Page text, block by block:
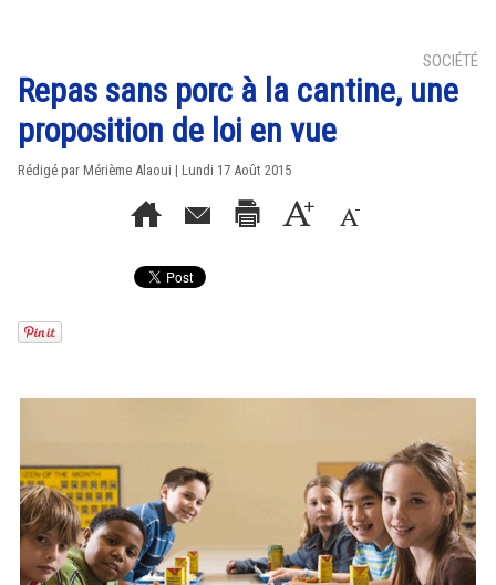
SOCIÉTÉ
Repas sans porc à la cantine, une
proposition de loi en vue
Rédigé par Mérième Alaoui | Lundi 17 Août 2015